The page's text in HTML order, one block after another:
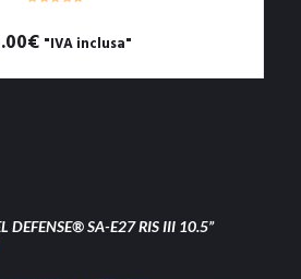
€ "IVA inclusa"
DEFENSE® SA-E27 RIS III 10.5”